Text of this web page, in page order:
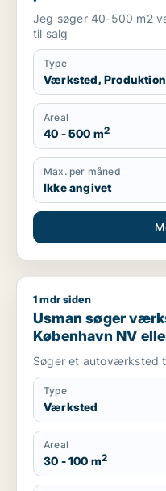
Vesterbro eller
Jeg søger 40-500 m2
til salg
Type
Værksted,
Areal
40 - 500 m2
Max. per måned
Ikke angivet
Usman søger værksted
1 mdr siden
Usman søger
København NV
Søger et autoværksted
Type
Værksted
Areal
30 - 100 m2